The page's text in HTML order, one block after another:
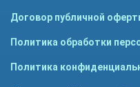
Договор публичной
Политика обработки
Политика